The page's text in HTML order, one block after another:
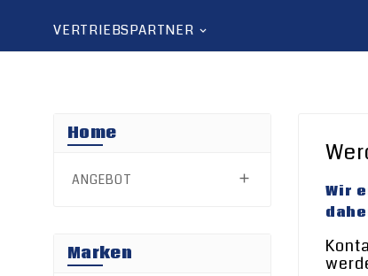
VERTRIEBSPARTNER
Home
ANGEBOT 
Marken
Wir